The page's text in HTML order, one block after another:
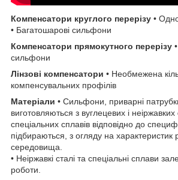
Компенсатори круглого перерізу •
• Багатошарові сильфони
Компенсатори прямокутного перерізу
сильфони
Лінзові компенсатори • Необмежена
компенсувальних профілів
Матеріали • Сильфони, приварні
виготовляються з вуглецевих і неіржавких
спеціальних сплавів відповідно до
підбираються, з огляду на характеристик
середовища.
• Неіржавкі сталі та спеціальні сплави
роботи.